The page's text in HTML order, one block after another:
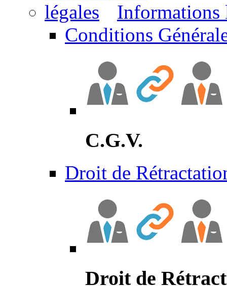
Informations
Conditions
C.G.V.
Droit de
Droit de